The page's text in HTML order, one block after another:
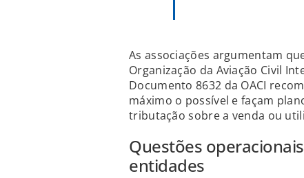
As associações argumentam
Organização da Aviação Civil
Documento 8632 da OACI
máximo o possível e façam
tributação sobre a venda ou
Questões
entidades